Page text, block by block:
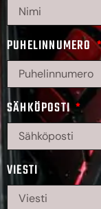
PUHELINNUMERO
SÄHKÖPOSTI
VIESTI